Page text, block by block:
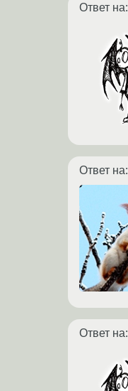
Ответ на:
Ответ на:
Ответ на: